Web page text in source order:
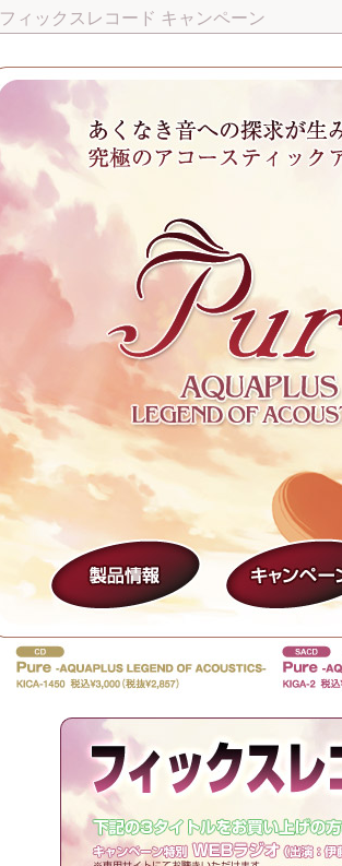
フィックスレコード キャンペーン